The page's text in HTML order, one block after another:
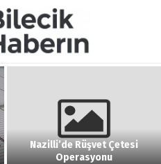
Nazilli’de Rüşvet Çetesi
Operasyonu